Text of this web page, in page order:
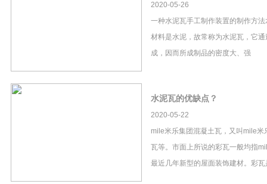
2020-05-26
一种水泥瓦手工制作装置的制作方
材料是水泥，故常称为水泥瓦，它
成，因而所成制品的密度大、强
水泥瓦的优缺点？
2020-05-22
mile米乐集团混凝土瓦，又叫mile米
瓦等。市面上所说的彩瓦一般均指
最近几年新型的屋面装饰建材。彩